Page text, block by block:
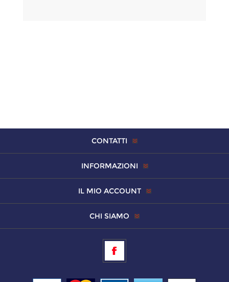
CONTATTI
INFORMAZIONI
IL MIO ACCOUNT
CHI SIAMO